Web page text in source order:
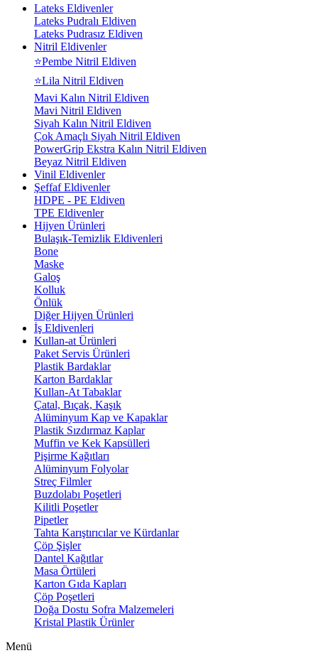
Lateks Eldivenler
Lateks Pudralı Eldiven
Lateks Pudrasız Eldiven
Nitril Eldivenler
⭐Pembe Nitril Eldiven
⭐Lila Nitril Eldiven
Mavi Kalın Nitril Eldiven
Mavi Nitril Eldiven
Siyah Kalın Nitril Eldiven
Çok Amaçlı Siyah Nitril Eldiven
PowerGrip Ekstra Kalın Nitril Eldiven
Beyaz Nitril Eldiven
Vinil Eldivenler
Şeffaf Eldivenler
HDPE - PE Eldiven
TPE Eldivenler
Hijyen Ürünleri
Bulaşık-Temizlik Eldivenleri
Bone
Maske
Galoş
Kolluk
Önlük
Diğer Hijyen Ürünleri
İş Eldivenleri
Kullan-at Ürünleri
Paket Servis Ürünleri
Plastik Bardaklar
Karton Bardaklar
Kullan-At Tabaklar
Çatal, Bıçak, Kaşık
Alüminyum Kap ve Kapaklar
Plastik Sızdırmaz Kaplar
Muffin ve Kek Kapsülleri
Pişirme Kağıtları
Alüminyum Folyolar
Streç Filmler
Buzdolabı Poşetleri
Kilitli Poşetler
Pipetler
Tahta Karıştırıcılar ve Kürdanlar
Çöp Şişler
Dantel Kağıtlar
Masa Örtüleri
Karton Gıda Kapları
Çöp Poşetleri
Doğa Dostu Sofra Malzemeleri
Kristal Plastik Ürünler
Menü